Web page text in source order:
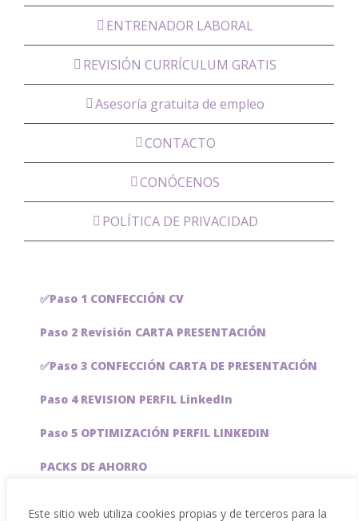
Este sitio web utiliza cookies propias y de terceros para la
ENTRENADOR LABORAL
REVISIÓN CURRÍCULUM GRATIS
Asesoría gratuita de empleo
CONTACTO
CONÓCENOS
POLÍTICA DE PRIVACIDAD
✅Paso 1 CONFECCIÓN CV
Paso 2 Revisión CARTA PRESENTACIÓN
✅Paso 3 CONFECCIÓN CARTA DE PRESENTACIÓN
Paso 4 REVISION PERFIL LinkedIn
Paso 5 OPTIMIZACIÓN PERFIL LINKEDIN
PACKS DE AHORRO